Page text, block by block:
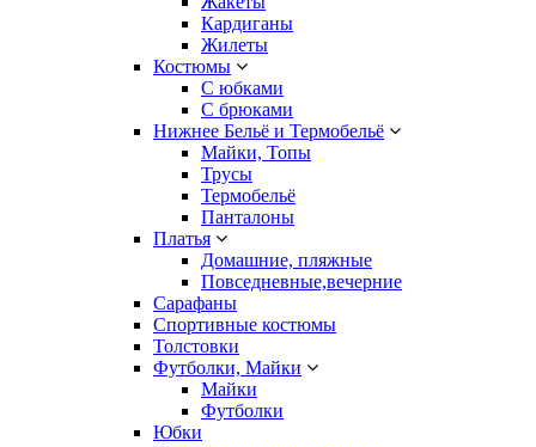
Кардиганы
Жилеты
Костюмы
С юбками
С брюками
Нижнее Бельё и Термобельё
Майки, Топы
Трусы
Термобельё
Панталоны
Платья
Домашние, пляжные
Повседневные,вечерние
Сарафаны
Спортивные костюмы
Толстовки
Футболки, Майки
Майки
Футболки
Юбки